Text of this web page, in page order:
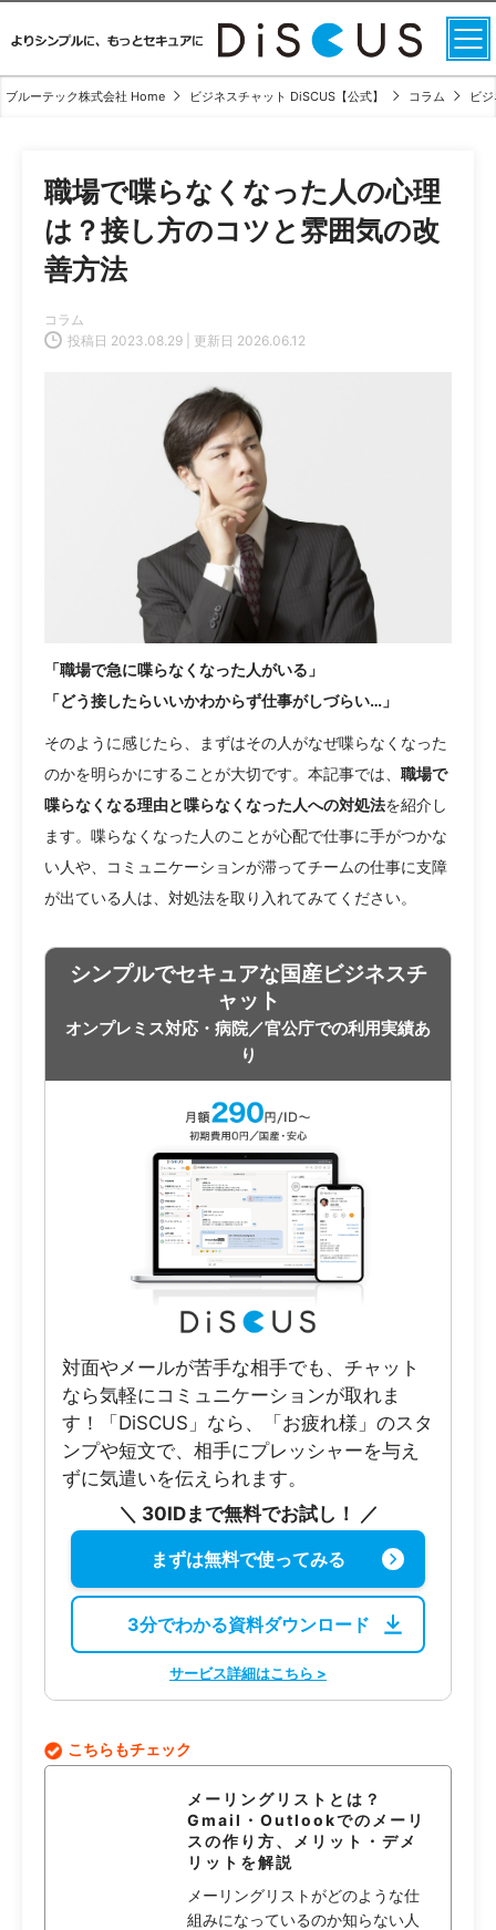
ブルーテック株式会社 Home ビジネスチャット DiSCUS【公式】 コラム ビ
職場で喋らなくなった人の心理
は？接し方のコツと雰囲気の改
善方法
投稿日 2023.08.29 | 更新日 2026.06.12
コラム
「職場で急に喋らなくなった人がいる」
「どう接したらいいかわからず仕事がしづらい…」
そのように感じたら、まずはその人がなぜ喋らなくなった
のかを明らかにすることが大切です。本記事では、 職場で
喋らなくなる理由と喋らなくなった人への対処法を紹介し
ます。喋らなくなった人のことが心配で仕事に手がつかな
い人や、コミュニケーションが滞ってチームの仕事に支障
が出ている人は、対処法を取り入れてみてください。
シンプルでセキュアな国産ビジネスチ
ャット
オンプレミス対応・病院／官公庁での利用実績あ
り
対面やメールが苦手な相手でも、チャット
なら気軽にコミュニケーションが取れま
す！「DiSCUS」なら、「お疲れ様」のスタ
ンプや短文で、相手にプレッシャーを与え
ずに気遣いを伝えられます。
＼ 30IDまで無料でお試し！ ／
まずは無料で使ってみる
3分でわかる資料ダウンロード
サービス詳細はこちら >
こちらもチェック
メーリングリストとは？
Gmail・Outlookでのメーリ
スの作り方、メリット・デメ
リットを解説
メーリングリストがどのような仕
組みになっているのか知らない人